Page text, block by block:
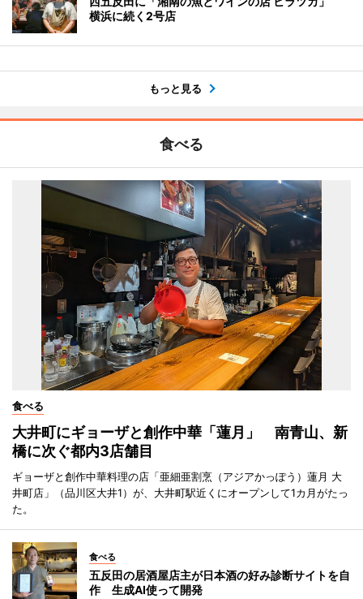
横浜に続く2号店
もっと見る
食べる
食べる
大井町にギョーザと創作中華「蓮月」 南青山、新
橋に次ぐ都内3店舗目
ギョーザと創作中華料理の店「亜細亜割烹（アジアかっぽう）蓮月 大
井町店」（品川区大井1）が、大井町駅近くにオープンして1カ月がたっ
た。
食べる
五反田の居酒屋店主が日本酒の好み診断サイトを自
作 生成AI使って開発